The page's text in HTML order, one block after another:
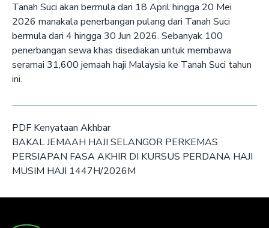
Tanah Suci akan bermula dari 18 April hingga 20 Mei
2026 manakala penerbangan pulang dari Tanah Suci
bermula dari 4 hingga 30 Jun 2026. Sebanyak 100
penerbangan sewa khas disediakan untuk membawa
seramai 31,600 jemaah haji Malaysia ke Tanah Suci tahun
ini.
PDF Kenyataan Akhbar
BAKAL JEMAAH HAJI SELANGOR PERKEMAS
PERSIAPAN FASA AKHIR DI KURSUS PERDANA HAJI
MUSIM HAJI 1447H/2026M